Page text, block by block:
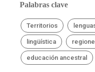
Palabras clave
Territorios
lingüística
educación ancestral